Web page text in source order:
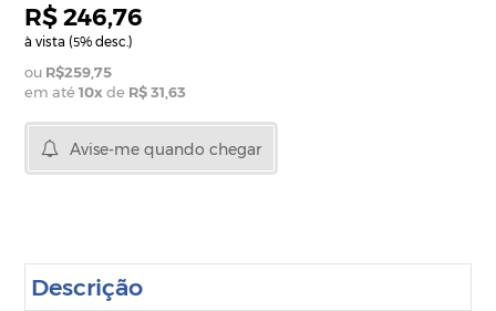
R$ 246,76
à vista (5% desc.)
R$259,75
em até10x de R$ 31,63
Avise-me quando chegar
Descrição